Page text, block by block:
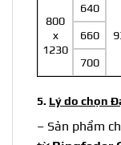
800
x
1230
640
660
700
5. Lý do chọn
– Sản phẩm